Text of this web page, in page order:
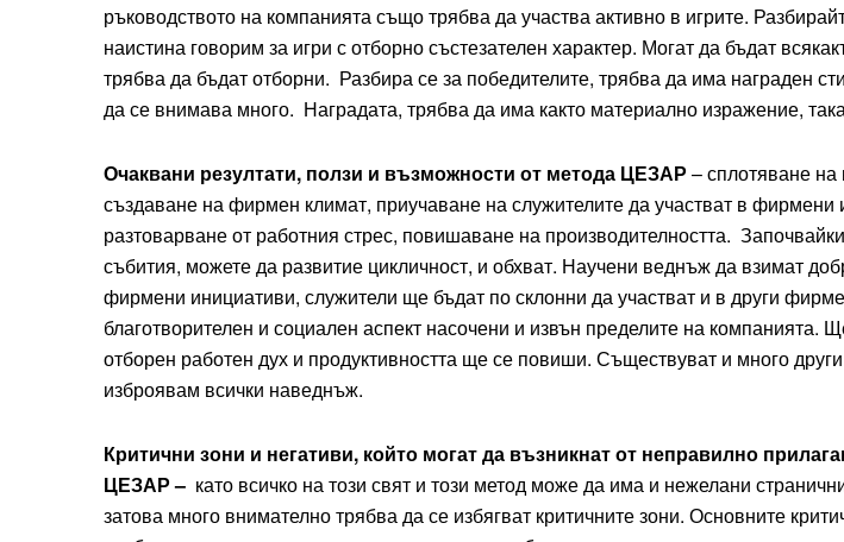
ръководството на компанията също трябва да участва активно в игрите.
наистина говорим за игри с отборно състезателен характер. Могат да бъдат
трябва да бъдат отборни. Разбира се за победителите, трябва да има награден
да се внимава много. Наградата, трябва да има както материално изражение,
Очаквани резултати, ползи и възможности от метода ЦЕЗАР – сплотяване на
създаване на фирмен климат, приучаване на служителите да участват в фирмени
разтоварване от работния стрес, повишаване на производителността.
събития, можете да развитие цикличност, и обхват. Научени веднъж да взимат
фирмени инициативи, служители ще бъдат по склонни да участват и в други
благотворителен и социален аспект насочени и извън пределите на компанията.
отборен работен дух и продуктивността ще се повиши. Съществуват и много
изброявам всички наведнъж.
Критични зони и негативи, който могат да възникнат от неправилно
ЦЕЗАР – като всичко на този свят и този метод може да има и нежелани
затова много внимателно трябва да се избягват критичните зони. Основните